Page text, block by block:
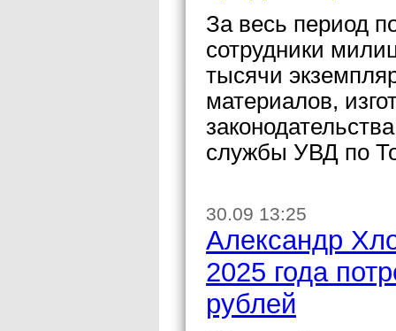
За весь период
сотрудники
тысячи
материалов,
службы УВД по
30.09 13:25
Александр
2025 года
рублей